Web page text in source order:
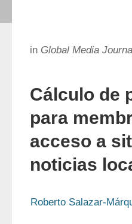
in Global Media
Cálculo de
para
acceso a
noticias
Roberto Salazar-